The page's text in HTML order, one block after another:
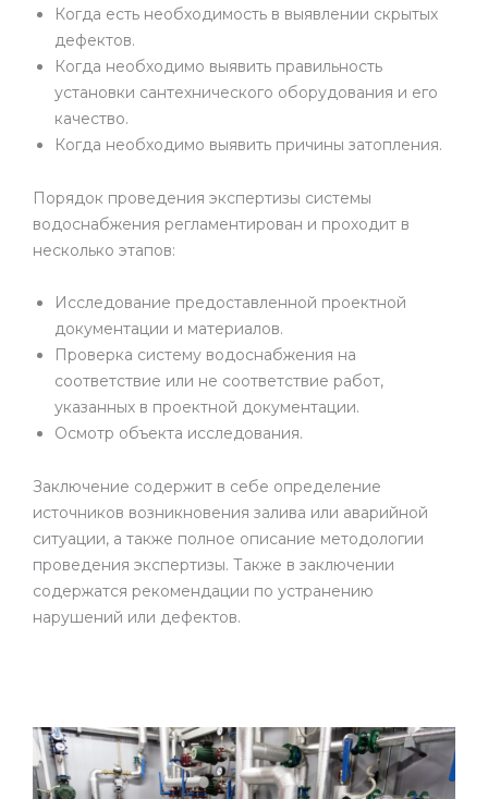
Когда есть необходимость в выявлении скрытых
дефектов.
Когда необходимо выявить правильность
установки сантехнического оборудования и его
качество.
Когда необходимо выявить причины затопления.
Порядок проведения экспертизы системы
водоснабжения регламентирован и проходит в
несколько этапов:
Исследование предоставленной проектной
документации и материалов.
Проверка систему водоснабжения на
соответствие или не соответствие работ,
указанных в проектной документации.
Осмотр объекта исследования.
Заключение содержит в себе определение
источников возникновения залива или аварийной
ситуации, а также полное описание методологии
проведения экспертизы. Также в заключении
содержатся рекомендации по устранению
нарушений или дефектов.